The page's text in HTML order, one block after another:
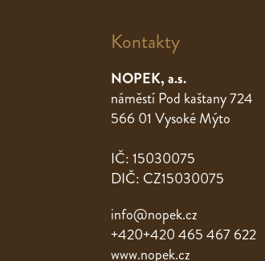
Kontakty
NOPEK, a.s.
náměstí Pod kaštany 724
566 01 Vysoké Mýto
IČ: 15030075
DIČ: CZ15030075
info@nopek.cz
+420+420 465 467 622
www.nopek.cz